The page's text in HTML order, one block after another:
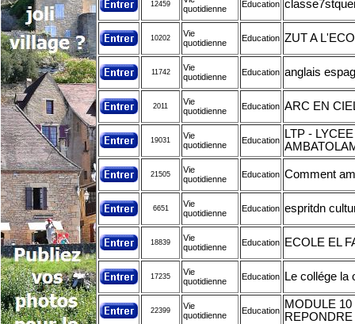
12459
quotidienne
Education
10202
Vie
quotidienne
Education ZUT A
11742
Vie
quotidienne
Education anglais
2011
Vie
quotidienne
Education ARC EN
19031
Vie
quotidienne
Education
LTP -
21505
Vie
quotidienne
Education Comment
6651
Vie
quotidienne
Education espritdn
18839
Vie
quotidienne
Education ECOLE EL
17235
Vie
quotidienne
Education Le collége la
22399
Vie
quotidienne
Education
MODULE
REPONDRE